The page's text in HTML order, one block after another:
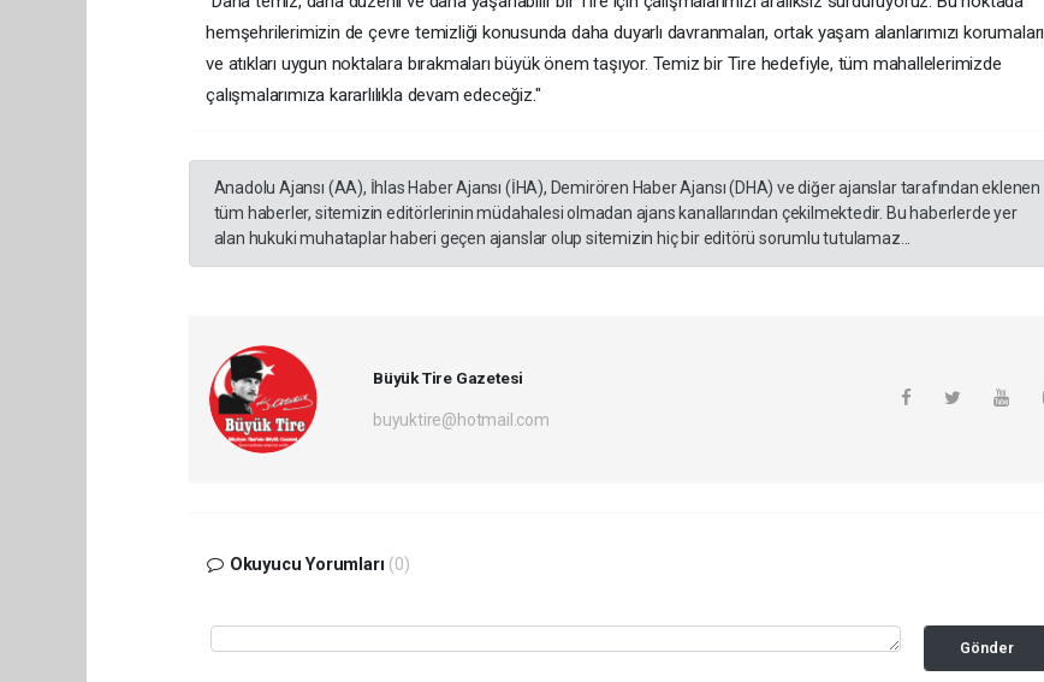
hemşehrilerimizin de çevre temizliği konusunda daha duyarlı davranmaları, ortak yaşam alanlarımızı korumaları
ve atıkları uygun noktalara bırakmaları büyük önem taşıyor. Temiz bir Tire hedefiyle, tüm mahallelerimizde
çalışmalarımıza kararlılıkla devam edeceğiz."
Anadolu Ajansı (AA), İhlas Haber Ajansı (İHA), Demirören Haber Ajansı (DHA) ve diğer ajanslar tarafından eklenen
tüm haberler, sitemizin editörlerinin müdahalesi olmadan ajans kanallarından çekilmektedir. Bu haberlerde yer
alan hukuki muhataplar haberi geçen ajanslar olup sitemizin hiç bir editörü sorumlu tutulamaz...
Büyük Tire Gazetesi
buyuktire@hotmail.com
Okuyucu Yorumları (0)
Gönder